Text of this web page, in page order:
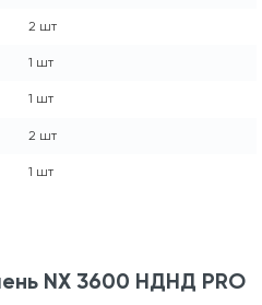
2 шт
1 шт
1 шт
2 шт
1 шт
NX 3600 НДНД PRO